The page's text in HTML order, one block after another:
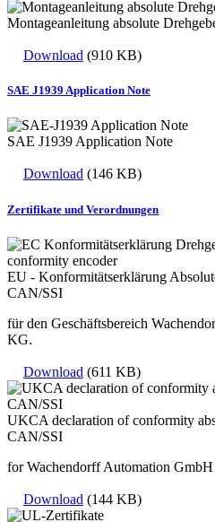
Montageanleitung absolute
Download (910 KB)
SAE J1939 Application Note
SAE J1939 Application Note
Download (146 KB)
Zertifikate und Verordnungen
EU - Konformitätserklärung
CAN/SSI
für den Geschäftsbereich
KG.
Download (611 KB)
UKCA declaration of conformity
CAN/SSI
for Wachendorff Automation
Download (144 KB)